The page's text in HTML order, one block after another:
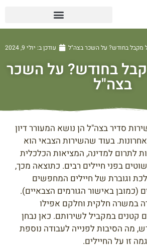
מקבל בחודש? על השכר בצה"ל עודכן ב: יולי 9, 2024
בחודש? על השכר
בצה"ל
סדיר בצה"ל הן נושא המעורר דיון
בעוד שהשירות הצבאי הוא
לתרום למדינה, המציאות הכלכלית
בפני חיילים רבים. כתוצאה מכך,
וגוברת של חיילים המחפשים
(כמובן באישור הגורמים הצבאיים).
במשרה חלקית וחלקם אפילו
קטנים במקביל לשירותם. כאן נבחן
מה הסיבות לפנייה לעבודה נוספת
זו על החיילים.